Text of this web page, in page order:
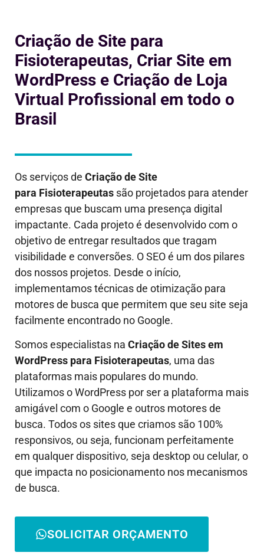
Criação de Site para
Fisioterapeutas, Criar Site em
WordPress e Criação de Loja
Virtual Profissional em todo o
Brasil
Os serviços de Criação de Site
para Fisioterapeutas são projetados para atender
empresas que buscam uma presença digital
impactante. Cada projeto é desenvolvido com o
objetivo de entregar resultados que tragam
visibilidade e conversões. O SEO é um dos pilares
dos nossos projetos. Desde o início,
implementamos técnicas de otimização para
motores de busca que permitem que seu site seja
facilmente encontrado no Google.
Somos especialistas na Criação de Sites em
WordPress para Fisioterapeutas, uma das
plataformas mais populares do mundo.
Utilizamos o WordPress por ser a plataforma mais
amigável com o Google e outros motores de
busca. Todos os sites que criamos são 100%
responsivos, ou seja, funcionam perfeitamente
em qualquer dispositivo, seja desktop ou celular, o
que impacta no posicionamento nos mecanismos
de busca.
SOLICITAR ORÇAMENTO